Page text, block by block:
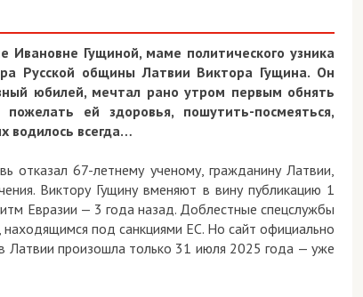
Ивановне Гущиной, маме политического узника
Русской общины Латвии Виктора Гущина. Он
юбилей, мечтал рано утром первым обнять
ей здоровья, пошутить-посмеяться,
водилось всегда…
отказал 67-летнему ученому, гражданину Латвии,
Виктору Гущину вменяют в вину публикацию 1
Евразии — 3 года назад. Доблестные спецслужбы
под санкциями ЕС. Но сайт официально
Латвии произошла только 31 июля 2025 года — уже